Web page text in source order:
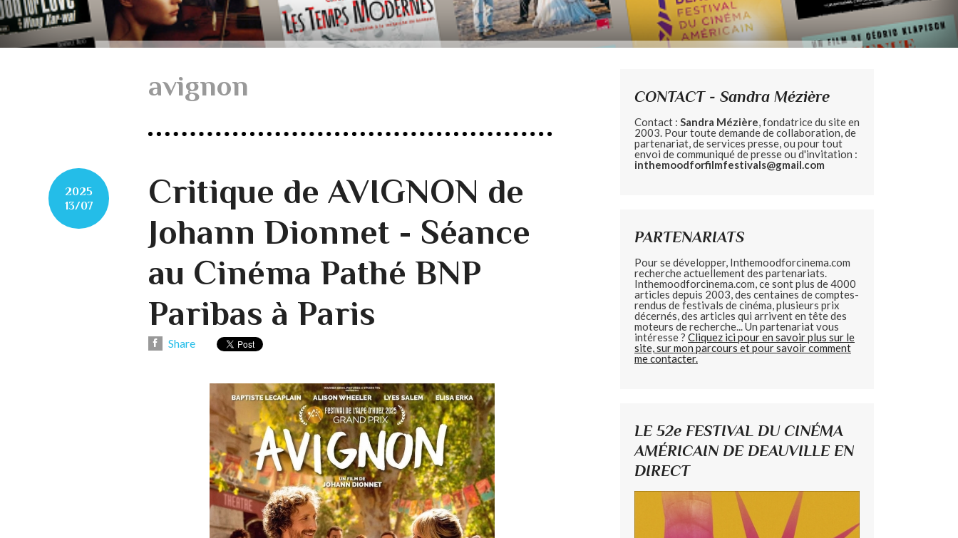
avignon
2025
13/07
Critique de AVIGNON de
Johann Dionnet - Séance
au Cinéma Pathé BNP
Paribas à Paris
Share
CONTACT - Sandra Mézière
Contact : Sandra Mézière, fondatrice du site en
2003. Pour toute demande de collaboration, de
partenariat, de services presse, ou pour tout
envoi de communiqué de presse ou d'invitation :
inthemoodforfilmfestivals@gmail.com
PARTENARIATS
Pour se développer, Inthemoodforcinema.com
recherche actuellement des partenariats.
Inthemoodforcinema.com, ce sont plus de 4000
articles depuis 2003, des centaines de comptes-
rendus de festivals de cinéma, plusieurs prix
décernés, des articles qui arrivent en tête des
moteurs de recherche... Un partenariat vous
intéresse ? Cliquez ici pour en savoir plus sur le
site, sur mon parcours et pour savoir comment
me contacter.
LE 52e FESTIVAL DU CINÉMA
AMÉRICAIN DE DEAUVILLE EN
DIRECT